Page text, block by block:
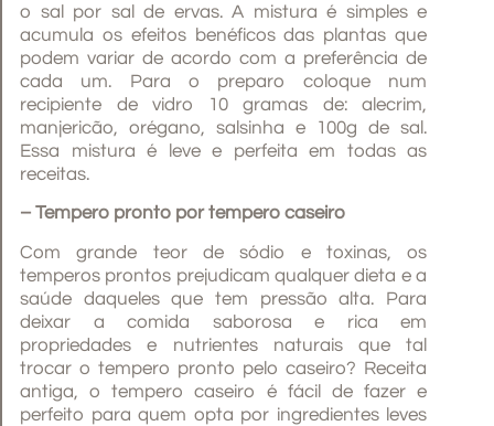
o sal por sal de ervas. A mistura é simples e
acumula os efeitos benéficos das plantas que
podem variar de acordo com a preferência de
cada um. Para o preparo coloque num
recipiente de vidro 10 gramas de: alecrim,
manjericão, orégano, salsinha e 100g de sal.
Essa mistura é leve e perfeita em todas as
receitas.
– Tempero pronto por tempero caseiro
Com grande teor de sódio e toxinas, os
temperos prontos prejudicam qualquer dieta e a
saúde daqueles que tem pressão alta. Para
deixar a comida saborosa e rica em
propriedades e nutrientes naturais que tal
trocar o tempero pronto pelo caseiro? Receita
antiga, o tempero caseiro é fácil de fazer e
perfeito para quem opta por ingredientes leves